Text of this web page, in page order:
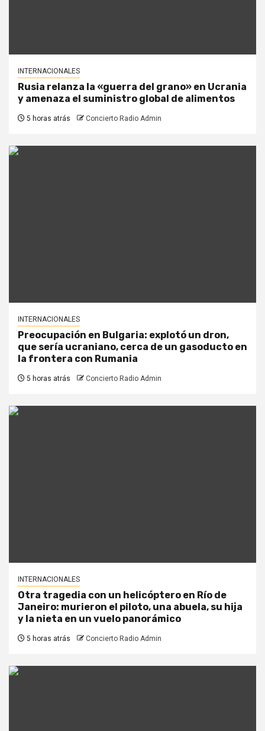
INTERNACIONALES
Rusia relanza la «guerra del grano» en Ucrania
y amenaza el suministro global de alimentos
5 horas atrás Concierto Radio Admin
INTERNACIONALES
Preocupación en Bulgaria: explotó un dron,
que sería ucraniano, cerca de un gasoducto en
la frontera con Rumania
5 horas atrás Concierto Radio Admin
INTERNACIONALES
Otra tragedia con un helicóptero en Río de
Janeiro: murieron el piloto, una abuela, su hija
y la nieta en un vuelo panorámico
5 horas atrás Concierto Radio Admin